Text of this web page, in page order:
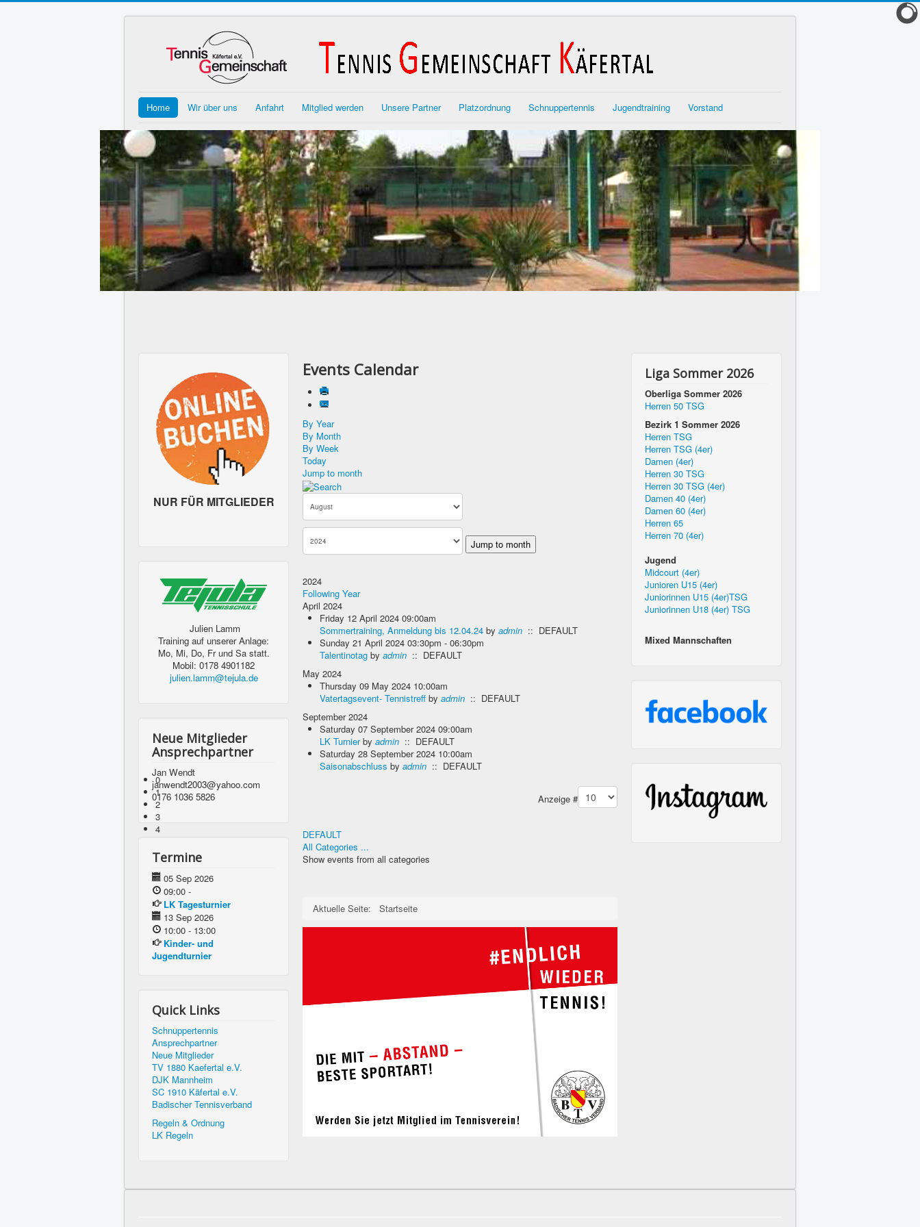
Home Wir über uns Anfahrt Mitglied werden Unsere Partner Platzordnung Schnuppertennis Jugendtraining Vorstand
0
1
2
3
4
NUR FÜR MITGLIEDER
Julien Lamm
Training auf unserer Anlage:
Mo, Mi, Do, Fr und Sa statt.
Mobil: 0178 4901182
julien.lamm@tejula.de
Neue Mitglieder
Ansprechpartner
Jan Wendt
janwendt2003@yahoo.com
0176 1036 5826
Termine
05 Sep 2026
09:00 -
LK Tagesturnier
13 Sep 2026
10:00 - 13:00
Kinder- und
Jugendturnier
Quick Links
Schnuppertennis
Ansprechpartner
Neue Mitglieder
TV 1880 Kaefertal e.V.
DJK Mannheim
SC 1910 Käfertal e.V.
Badischer Tennisverband
Regeln & Ordnung
LK Regeln
Events Calendar
By Year
By Month
By Week
Today
Jump to month
Jump to month
2024
Following Year
April 2024
Friday 12 April 2024 09:00am
Sommertraining, Anmeldung bis 12.04.24 by admin :: DEFAULT
Sunday 21 April 2024 03:30pm - 06:30pm
Talentinotag by admin :: DEFAULT
May 2024
Thursday 09 May 2024 10:00am
Vatertagsevent- Tennistreff by admin :: DEFAULT
September 2024
Saturday 07 September 2024 09:00am
LK Turnierby admin :: DEFAULT
Saturday 28 September 2024 10:00am
Saisonabschluss by admin :: DEFAULT
Anzeige #
DEFAULT
All Categories ...
Show events from all categories
Aktuelle Seite: Startseite
Liga Sommer 2026
Oberliga Sommer 2026
Herren 50 TSG
Bezirk 1 Sommer 2026
Herren TSG
Herren TSG (4er)
Damen (4er)
Herren 30 TSG
Herren 30 TSG (4er)
Damen 40 (4er)
Damen 60 (4er)
Herren 65
Herren 70 (4er)
Jugend
Midcourt (4er)
Junioren U15 (4er)
Juniorinnen U15 (4er)TSG
Juniorinnen U18 (4er) TSG
Mixed Mannschaften